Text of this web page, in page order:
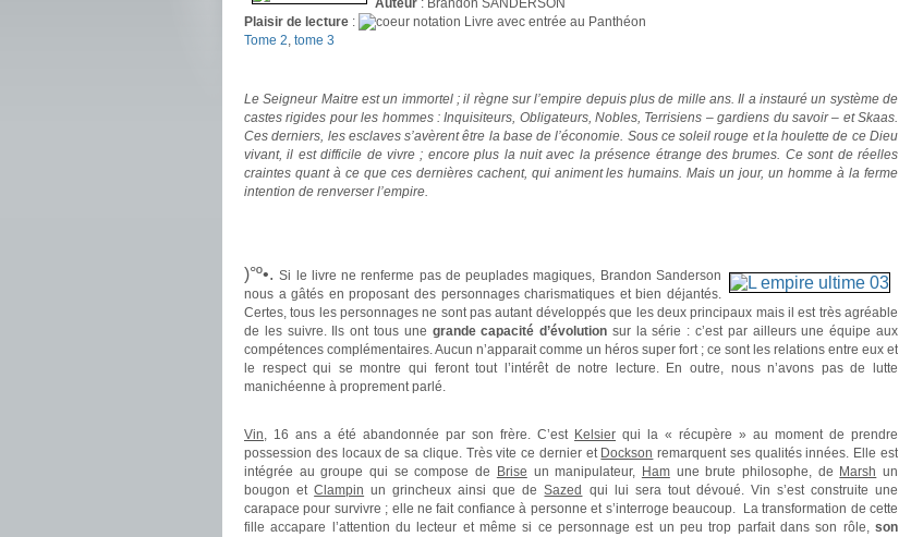
Auteur : Brandon SANDERSON
Plaisir de lecture :
Livre avec entrée au Panthéon
Tome 2, tome 3
Le Seigneur Maitre est un immortel ; il règne sur l’empire depuis plus de mille ans. Il a instauré un système de
castes rigides pour les hommes : Inquisiteurs, Obligateurs, Nobles, Terrisiens – gardiens du savoir – et Skaas.
Ces derniers, les esclaves s’avèrent être la base de l’économie. Sous ce soleil rouge et la houlette de ce Dieu
vivant, il est difficile de vivre ; encore plus la nuit avec la présence étrange des brumes. Ce sont de réelles
craintes quant à ce que ces dernières cachent, qui animent les humains. Mais un jour, un homme à la ferme
intention de renverser l’empire.
)°º•.Si le livre ne renferme pas de peuplades magiques, Brandon Sanderson
nous a gâtés en proposant des personnages charismatiques et bien déjantés.
Certes, tous les personnages ne sont pas autant développés que les deux principaux mais il est très agréable
de les suivre. Ils ont tous une grande capacité d’évolution sur la série : c’est par ailleurs une équipe aux
compétences complémentaires. Aucun n’apparait comme un héros super fort ; ce sont les relations entre eux et
le respect qui se montre qui feront tout l’intérêt de notre lecture. En outre, nous n’avons pas de lutte
manichéenne à proprement parlé.
Vin, 16 ans a été abandonnée par son frère. C’est Kelsier qui la « récupère » au moment de prendre
possession des locaux de sa clique. Très vite ce dernier et Dockson remarquent ses qualités innées. Elle est
intégrée au groupe qui se compose de
Brise un manipulateur, Hamune brute philosophe, de Marsh un
bougon etClampin un grincheux ainsi que deSazed
qui lui sera tout dévoué. Vin s’est construite une
carapace pour survivre ; elle ne fait confiance à personne et s’interroge beaucoup. La transformation de cette
fille accapare l’attention du lecteur et même si ce personnage est un peu trop parfait dans son rôle,son